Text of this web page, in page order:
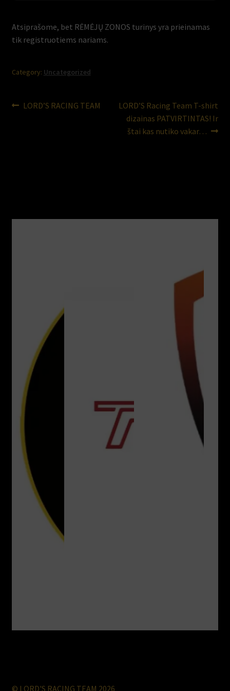
Atsiprašome, bet RĖMĖJŲ ZONOS turinys yra prieinamas
tik registruotiems nariams.
Category: Uncategorized
Post
Previous
LORD’S RACING TEAM
Next
post:
LORD’S Racing Team T-shirt
dizainas PATVIRTINTAS! Ir
štai kas nutiko vakar…
© LORD'S RACING TEAM 2026